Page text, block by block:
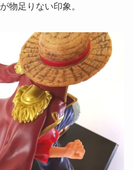
物足りない印象。